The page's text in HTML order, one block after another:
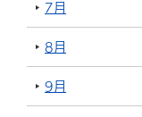
7月
8月
9月